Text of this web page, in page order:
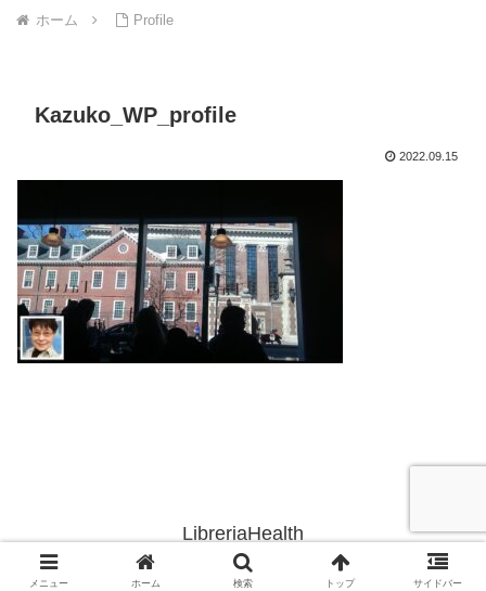
ホーム Profile
Kazuko_WP_profile
2022.09.15
LibreriaHealth
© 2020 LibreriaHealth.
メニュー ホーム 検索 トップ サイドバー